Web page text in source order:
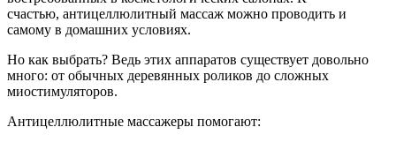
счастью, антицеллюлитный массаж можно проводить и
самому в домашних условиях.
Но как выбрать? Ведь этих аппаратов существует довольно
много: от обычных деревянных роликов до сложных
миостимуляторов.
Антицеллюлитные массажеры помогают: